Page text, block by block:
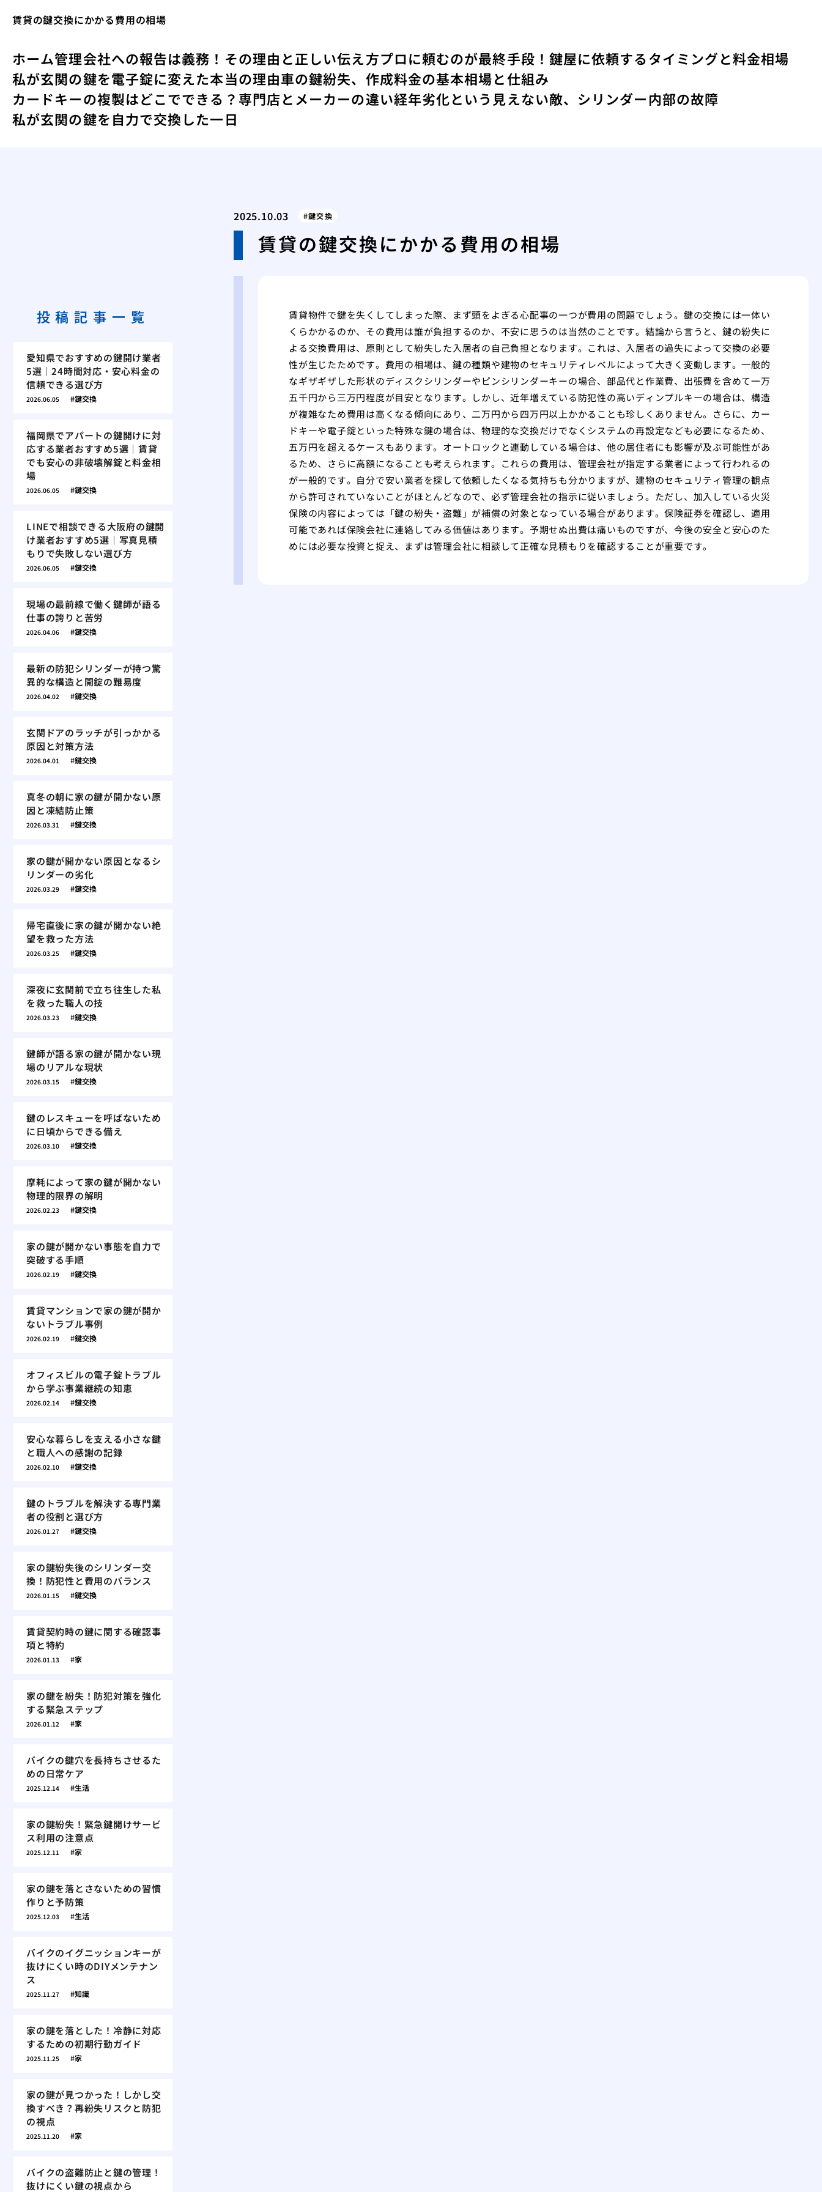
賃貸の鍵交換にかかる費用の相場
ホーム管理会社への報告は義務！その理由と正しい伝え方プロに頼むのが最終手段！鍵屋に依頼するタイミングと料金相場
私が玄関の鍵を電子錠に変えた本当の理由車の鍵紛失、作成料金の基本相場と仕組み
カードキーの複製はどこでできる？専門店とメーカーの違い経年劣化という見えない敵、シリンダー内部の故障
私が玄関の鍵を自力で交換した一日
2025.10.03 鍵交換
賃貸の鍵交換にかかる費用の相場
賃貸物件で鍵を失くしてしまった際、まず頭をよぎる心配事の一つが費用の問題でしょう。鍵の交換には一体い
くらかかるのか、その費用は誰が負担するのか、不安に思うのは当然のことです。結論から言うと、鍵の紛失に
よる交換費用は、原則として紛失した入居者の自己負担となります。これは、入居者の過失によって交換の必要
性が生じたためです。費用の相場は、鍵の種類や建物のセキュリティレベルによって大きく変動します。一般的
なギザギザした形状のディスクシリンダーやピンシリンダーキーの場合、部品代と作業費、出張費を含めて一万
五千円から三万円程度が目安となります。しかし、近年増えている防犯性の高いディンプルキーの場合は、構造
が複雑なため費用は高くなる傾向にあり、二万円から四万円以上かかることも珍しくありません。さらに、カー
ドキーや電子錠といった特殊な鍵の場合は、物理的な交換だけでなくシステムの再設定なども必要になるため、
五万円を超えるケースもあります。オートロックと連動している場合は、他の居住者にも影響が及ぶ可能性があ
るため、さらに高額になることも考えられます。これらの費用は、管理会社が指定する業者によって行われるの
が一般的です。自分で安い業者を探して依頼したくなる気持ちも分かりますが、建物のセキュリティ管理の観点
から許可されていないことがほとんどなので、必ず管理会社の指示に従いましょう。ただし、加入している火災
保険の内容によっては「鍵の紛失・盗難」が補償の対象となっている場合があります。保険証券を確認し、適用
可能であれば保険会社に連絡してみる価値はあります。予期せぬ出費は痛いものですが、今後の安全と安心のた
めには必要な投資と捉え、まずは管理会社に相談して正確な見積もりを確認することが重要です。
投稿記事一覧
愛知県でおすすめの鍵開け業者
5選｜24時間対応・安心料金の
信頼できる選び方
2026.06.05 鍵交換
福岡県でアパートの鍵開けに対
応する業者おすすめ5選｜賃貸
でも安心の非破壊解錠と料金相
場
2026.06.05 鍵交換
LINEで相談できる大阪府の鍵開
け業者おすすめ5選｜写真見積
もりで失敗しない選び方
2026.06.05 鍵交換
現場の最前線で働く鍵師が語る
仕事の誇りと苦労
2026.04.06 鍵交換
最新の防犯シリンダーが持つ驚
異的な構造と開錠の難易度
2026.04.02 鍵交換
玄関ドアのラッチが引っかかる
原因と対策方法
2026.04.01 鍵交換
真冬の朝に家の鍵が開かない原
因と凍結防止策
2026.03.31 鍵交換
家の鍵が開かない原因となるシ
リンダーの劣化
2026.03.29 鍵交換
帰宅直後に家の鍵が開かない絶
望を救った方法
2026.03.25 鍵交換
深夜に玄関前で立ち往生した私
を救った職人の技
2026.03.23 鍵交換
鍵師が語る家の鍵が開かない現
場のリアルな現状
2026.03.15 鍵交換
鍵のレスキューを呼ばないため
に日頃からできる備え
2026.03.10 鍵交換
摩耗によって家の鍵が開かない
物理的限界の解明
2026.02.23 鍵交換
家の鍵が開かない事態を自力で
突破する手順
2026.02.19 鍵交換
賃貸マンションで家の鍵が開か
ないトラブル事例
2026.02.19 鍵交換
オフィスビルの電子錠トラブル
から学ぶ事業継続の知恵
2026.02.14 鍵交換
安心な暮らしを支える小さな鍵
と職人への感謝の記録
2026.02.10 鍵交換
鍵のトラブルを解決する専門業
者の役割と選び方
2026.01.27 鍵交換
家の鍵紛失後のシリンダー交
換！防犯性と費用のバランス
2026.01.15 鍵交換
賃貸契約時の鍵に関する確認事
項と特約
2026.01.13 家
家の鍵を紛失！防犯対策を強化
する緊急ステップ
2026.01.12 家
バイクの鍵穴を長持ちさせるた
めの日常ケア
2025.12.14 生活
家の鍵紛失！緊急鍵開けサービ
ス利用の注意点
2025.12.11 家
家の鍵を落とさないための習慣
作りと予防策
2025.12.03 生活
バイクのイグニッションキーが
抜けにくい時のDIYメンテナン
ス
2025.11.27 知識
家の鍵を落とした！冷静に対応
するための初期行動ガイド
2025.11.25 家
家の鍵が見つかった！しかし交
換すべき？再紛失リスクと防犯
の視点
2025.11.20 家
バイクの盗難防止と鍵の管理！
抜けにくい鍵の視点から